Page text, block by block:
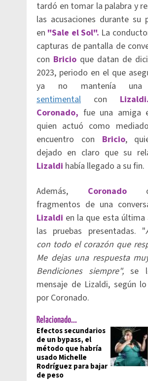
tardó en tomar la palabra y
las acusaciones durante su
en "Sale el Sol". La
capturas de pantalla de
con Bricio que datan de
2023, periodo en el que
ya no mantenía
sentimental con Lizaldi.
Coronado, fue una amiga
quien actuó como
encuentro con Bricio,
dejado en claro que su
Lizaldi había llegado a su fin.
Además, Coronado
fragmentos de una
Lizaldi en la que esta última
las pruebas presentadas. "
con todo el corazón que
Me dejas una respuesta
Bendiciones siempre",se
mensaje de Lizaldi, según
por Coronado.
Relacionado...
Efectos secundarios
de un bypass, el
método que habría
usado Michelle
Rodríguez para bajar
de peso